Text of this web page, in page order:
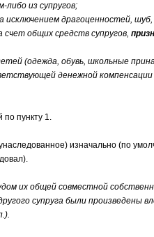
либо из супругов;
исключением драгоценностей,
общих средств супругов,
(одежда, обувь, школьные
денежной компенсации
пункту 1.
изначально (по
их общей совместной
супруга были произведены